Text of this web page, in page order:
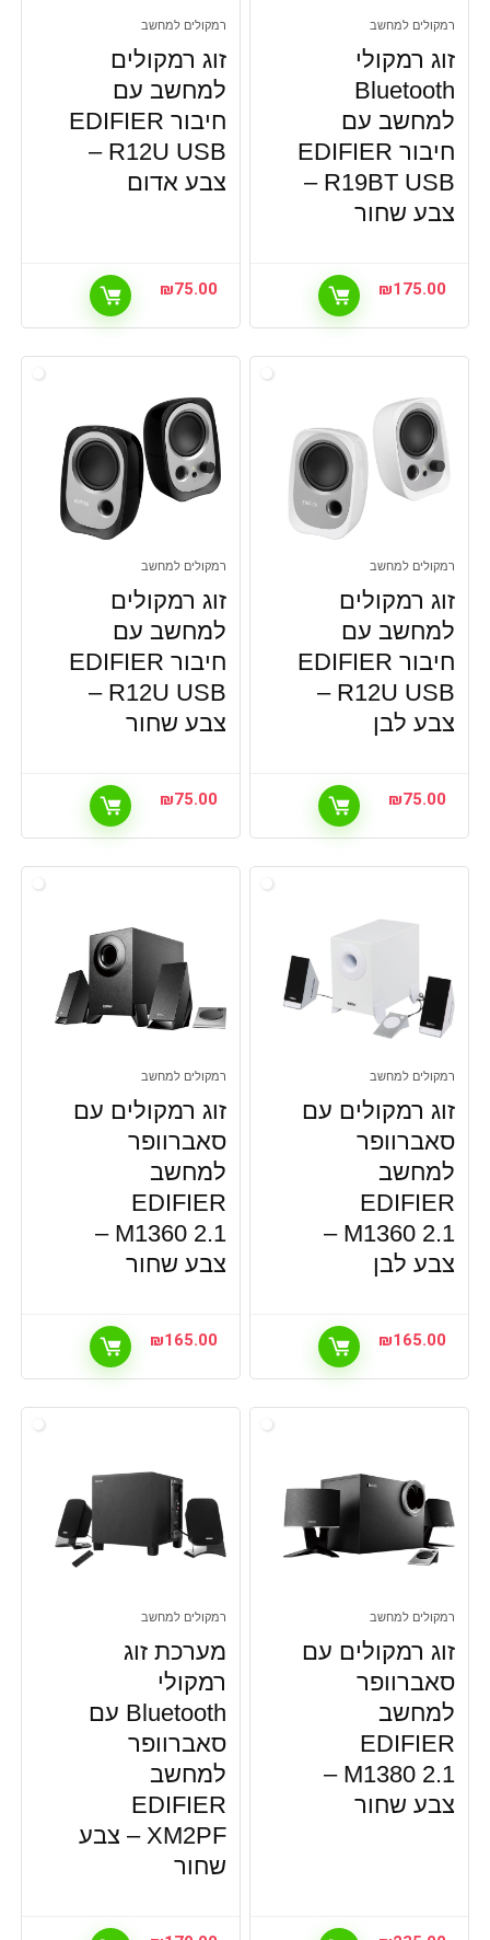
רמקולים למחשב
זוג רמקולי
Bluetooth
למחשב עם
חיבור EDIFIER
R19BT USB –
צבע שחור
₪175.00
רמקולים למחשב
זוג רמקולים
למחשב עם
חיבור EDIFIER
R12U USB –
צבע אדום
₪75.00
רמקולים למחשב
זוג רמקולים
למחשב עם
חיבור EDIFIER
R12U USB –
צבע לבן
₪75.00
רמקולים למחשב
זוג רמקולים
למחשב עם
חיבור EDIFIER
R12U USB –
צבע שחור
₪75.00
רמקולים למחשב
זוג רמקולים עם
סאברוופר
למחשב
EDIFIER
M1360 2.1 –
צבע לבן
₪165.00
רמקולים למחשב
זוג רמקולים עם
סאברוופר
למחשב
EDIFIER
M1360 2.1 –
צבע שחור
₪165.00
רמקולים למחשב
זוג רמקולים עם
סאברוופר
למחשב
EDIFIER
M1380 2.1 –
צבע שחור
רמקולים למחשב
מערכת זוג
רמקולי
Bluetooth עם
סאברוופר
למחשב
EDIFIER
XM2PF – צבע
שחור